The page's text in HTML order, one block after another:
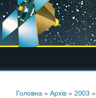
Головна »Архів » 2003 »